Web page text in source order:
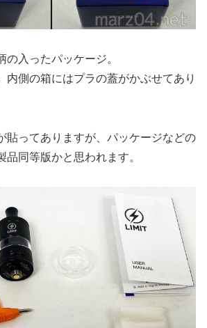
の入ったパッケージ。
内側の箱にはプラの蓋がかぶせてあり
貼ってありますが、パッケージなどの
品同等版かと思われます。